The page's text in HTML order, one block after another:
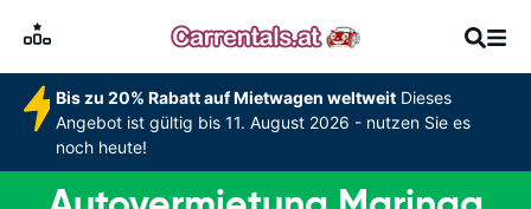
Bis zu 20% Rabatt auf Mietwagen weltweitDieses
Angebot ist gültig bis 11. August 2026 - nutzen Sie es
noch heute!